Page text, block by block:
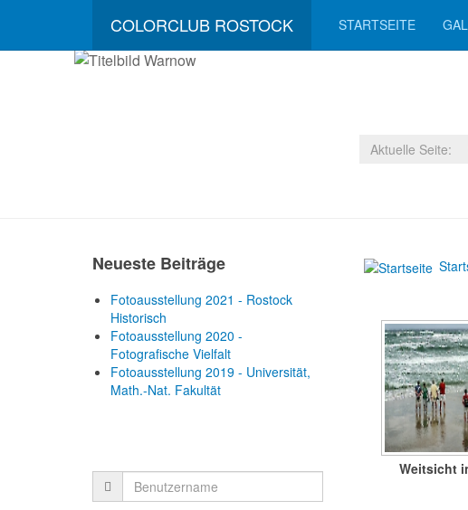
COLORCLUB ROSTOCK STARTSEITE
Aktuelle Seite:
Weitsicht
Neueste Beiträge
Fotoausstellung 2021 - Rostock
Historisch
Fotoausstellung 2020 -
Fotografische Vielfalt
Fotoausstellung 2019 - Universität,
Math.-Nat. Fakultät